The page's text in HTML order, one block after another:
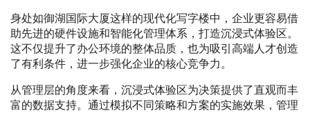
身处如御湖国际大厦这样的现代化写字楼中，企业更容易借
助先进的硬件设施和智能化管理体系，打造沉浸式体验区。
这不仅提升了办公环境的整体品质，也为吸引高端人才创造
了有利条件，进一步强化企业的核心竞争力。
从管理层的角度来看，沉浸式体验区为决策提供了直观而丰
富的数据支持。通过模拟不同策略和方案的实施效果，管理